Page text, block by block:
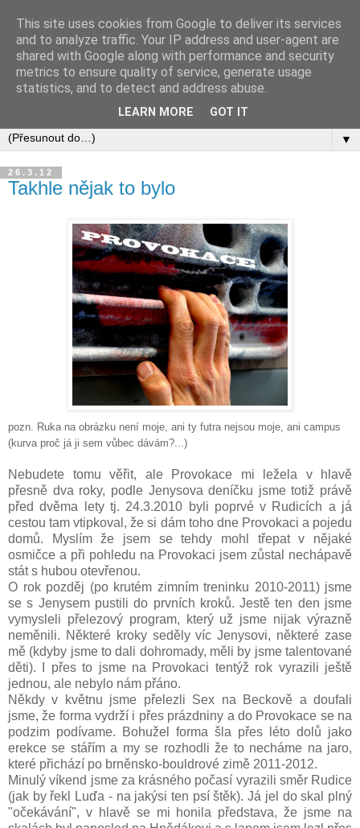
▼
26.3.12
Takhle nějak to bylo
pozn. Ruka na obrázku není moje, ani ty futra nejsou moje, ani campus
(kurva proč já ji sem vůbec dávám?...)
Nebudete tomu věřit, ale Provokace mi ležela v hlavě
přesně dva roky, podle Jenysova deníčku jsme totiž právě
před dvěma lety tj. 24.3.2010 byli poprvé v Rudicích a já
cestou tam vtipkoval, že si dám toho dne Provokaci a pojedu
domů. Myslím že jsem se tehdy mohl třepat v nějaké
osmičce a při pohledu na Provokaci jsem zůstal nechápavě
stát s hubou otevřenou.
O rok pozděj (po krutém zimním treninku 2010-2011) jsme
se s Jenysem pustili do prvních kroků. Jestě ten den jsme
vymysleli přelezový program, který už jsme nijak výrazně
neměnili. Některé kroky seděly víc Jenysovi, některé zase
mě (kdyby jsme to dali dohromady, měli by jsme talentované
děti). I přes to jsme na Provokaci tentýž rok vyrazili ještě
jednou, ale nebylo nám přáno.
Někdy v květnu jsme přelezli Sex na Beckově a doufali
jsme, že forma vydrží i přes prázdniny a do Provokace se na
podzim podívame. Bohužel forma šla přes léto dolů jako
erekce se stářím a my se rozhodli že to necháme na jaro,
které přichází po brněnsko-bouldrové zimě 2011-2012.
Minulý víkend jsme za krásného počasí vyrazili směr Rudice
(jak by řekl Luďa - na jakýsi ten psí štěk). Já jel do skal plný
"očekávání", v hlavě se mi honila představa, že jsme na
This site uses cookies from Google to deliver its services
and to analyze traffic. Your IP address and user-agent are
shared with Google along with performance and security
metrics to ensure quality of service, generate usage
statistics, and to detect and address abuse.
LEARN MORE GOT IT